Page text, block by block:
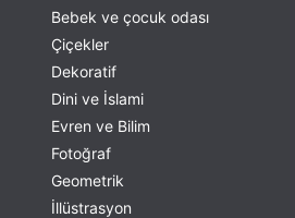
Bebek ve çocuk odası
Çiçekler
Dekoratif
Dini ve İslami
Evren ve Bilim
Fotoğraf
Geometrik
İllüstrasyon